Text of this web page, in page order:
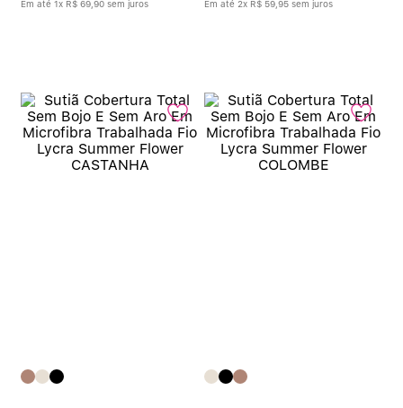
Em até 1x R$ 69 90 sem juros Em até 2x R$ 59 95 sem juros